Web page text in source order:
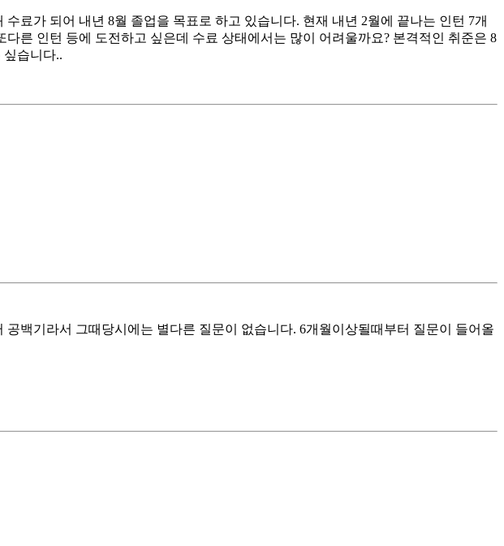
료가 되어 내년 8월 졸업을 목표로 하고 있습니다. 현재 내년 2월에 끝나는 인턴 7개
른 인턴 등에 도전하고 싶은데 수료 상태에서는 많이 어려울까요? 본격적인 취준은 8
습니다..
백기라서 그때당시에는 별다른 질문이 없습니다. 6개월이상될때부터 질문이 들어올